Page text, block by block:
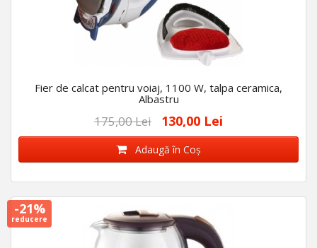
Fier de calcat pentru voiaj, 1100 W, talpa ceramica,
Albastru
175,00 Lei 130,00 Lei
Adaugă în Coş
-21%
reducere